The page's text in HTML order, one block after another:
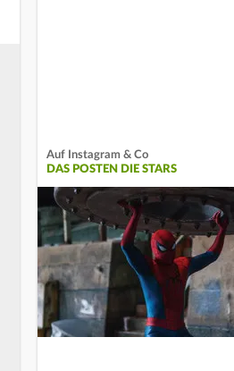
Auf Instagram & Co
DAS POSTEN DIE STARS